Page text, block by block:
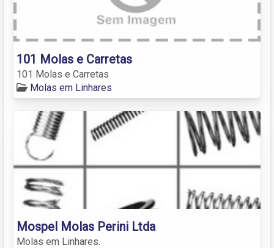
101 Molas e Carretas
101 Molas e Carretas
Molas em Linhares
Mospel Molas Perini Ltda
Molas em Linhares.